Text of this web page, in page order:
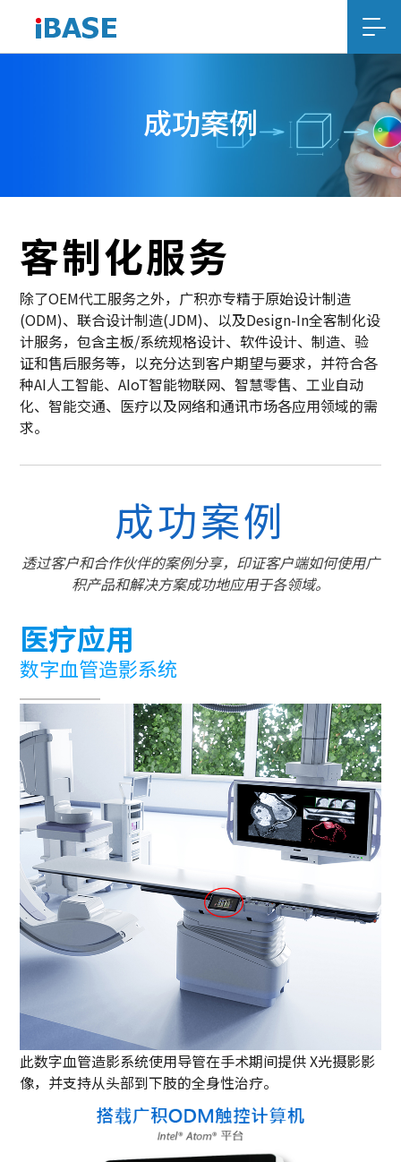
成功案例
客制化服务
除了OEM代工服务之外，广积亦专精于原始设计制造
(ODM)、联合设计制造(JDM)、以及Design-In全客制化设
计服务，包含主板/系统规格设计、软件设计、制造、验
证和售后服务等，以充分达到客户期望与要求，并符合各
种AI人工智能、AIoT智能物联网、智慧零售、工业自动
化、智能交通、医疗以及网络和通讯市场各应用领域的需
求。
成功案例
透过客户和合作伙伴的案例分享，印证客户端如何使用广
积产品和解决方案成功地应用于各领域。
医疗应用
数字血管造影系统
此数字血管造影系统使用导管在手术期间提供 X光摄影影
像，并支持从头部到下肢的全身性治疗。